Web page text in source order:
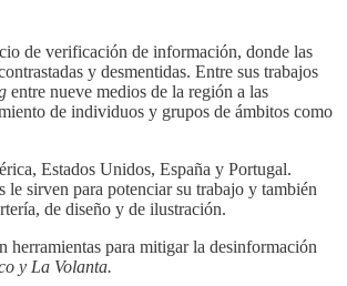
de verificación de información, donde las
y desmentidas. Entre sus trabajos
entre nueve medios de la región a las
de individuos y grupos de ámbitos como
Estados Unidos, España y Portugal.
le sirven para potenciar su trabajo y también
de diseño y de ilustración.
herramientas para mitigar la desinformación
y La Volanta.